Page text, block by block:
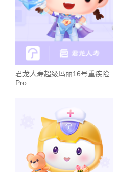
君龙人寿超级玛丽16号重疾险
Pro